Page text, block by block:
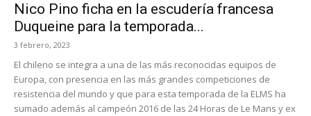
Nico Pino ficha en la escudería francesa
Duqueine para la temporada...
3 febrero, 2023
El chileno se integra a una de las más reconocidas equipos de
Europa, con presencia en las más grandes competiciones de
resistencia del mundo y que para esta temporada de la ELMS ha
sumado además al campeón 2016 de las 24 Horas de Le Mans y ex